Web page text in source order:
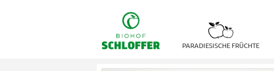
PARADIESISCHE FRÜCHTE